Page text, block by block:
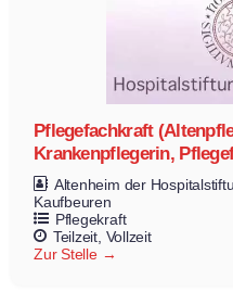
Pflegefachkraft
Krankenpflegerin,
Altenheim der
Kaufbeuren
Pflegekraft
Teilzeit Vollzeit
Zur Stelle